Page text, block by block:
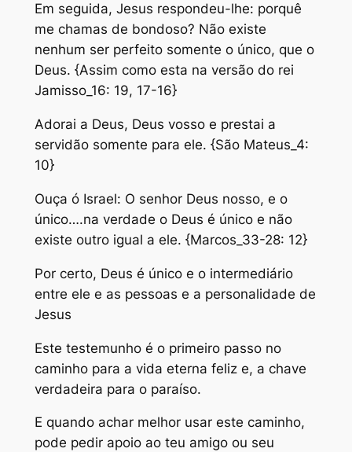
Em seguida, Jesus respondeu-lhe: porquê
me chamas de bondoso? Não existe
nenhum ser perfeito somente o único, que o
Deus. {Assim como esta na versão do rei
Jamisso_16: 19, 17-16}
Adorai a Deus, Deus vosso e prestai a
servidão somente para ele. {São Mateus_4:
10}
Ouça ó Israel: O senhor Deus nosso, e o
único….na verdade o Deus é único e não
existe outro igual a ele. {Marcos_33-28: 12}
Por certo, Deus é único e o intermediário
entre ele e as pessoas e a personalidade de
Jesus
Este testemunho é o primeiro passo no
caminho para a vida eterna feliz e, a chave
verdadeira para o paraíso.
E quando achar melhor usar este caminho,
pode pedir apoio ao teu amigo ou seu